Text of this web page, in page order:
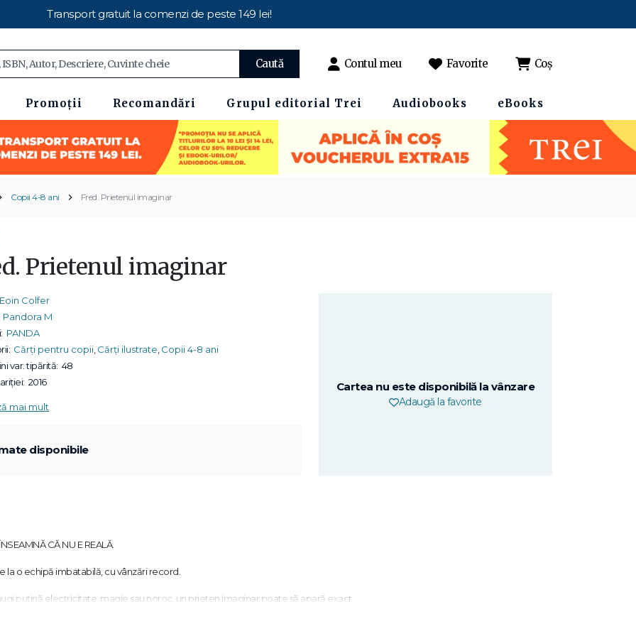
Transport gratuit la comenzi de peste 149 lei!
Caută Contul meu Favorite Coș
Promoții Recomandări Grupul editorial Trei Audiobooks eBooks
Copii 4-8 ani Fred. Prietenul imaginar
Prietenul imaginar
Eoin Colfer
Pandora M
PANDA
Cărți pentru copii Cărți ilustrate Copii 4-8 ani
var. tipărită: 48
2016
mai mult
disponibile
Cartea nu este disponibilă la vânzare
Adaugă la favorite
CĂ NU E REALĂ.
la o echipă imbatabilă, cu vânzări record.
puțină electricitate, magie sau noroc, un prieten imaginar poate să apară exact
însă oricât s-ar strădui, de fiecare dată pățește la fel: prietenul lui își găsește